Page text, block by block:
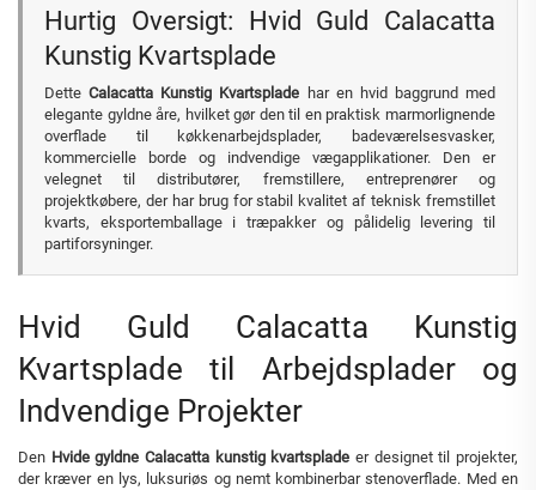
Hurtig Oversigt: Hvid Guld Calacatta
Kunstig Kvartsplade
DetteCalacatta Kunstig Kvartsplade har en hvid baggrund med
elegante gyldne åre, hvilket gør den til en praktisk marmorlignende
overflade til køkkenarbejdsplader, badeværelsesvasker,
kommercielle borde og indvendige vægapplikationer. Den er
velegnet til distributører, fremstillere, entreprenører og
projektkøbere, der har brug for stabil kvalitet af teknisk fremstillet
kvarts, eksportemballage i træpakker og pålidelig levering til
partiforsyninger.
Hvid Guld Calacatta Kunstig
Kvartsplade til Arbejdsplader og
Indvendige Projekter
Den Hvide gyldne Calacatta kunstig kvartspladeer designet til projekter,
der kræver en lys, luksuriøs og nemt kombinerbar stenoverflade. Med en